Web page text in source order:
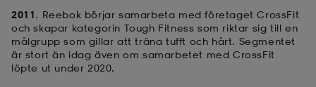
2011. Reebok börjar samarbeta med företaget CrossFit
och skapar kategorin Tough Fitness som riktar sig till en
målgrupp som gillar att träna tufft och hårt. Segmentet
är stort än idag även om samarbetet med CrossFit
löpte ut under 2020.